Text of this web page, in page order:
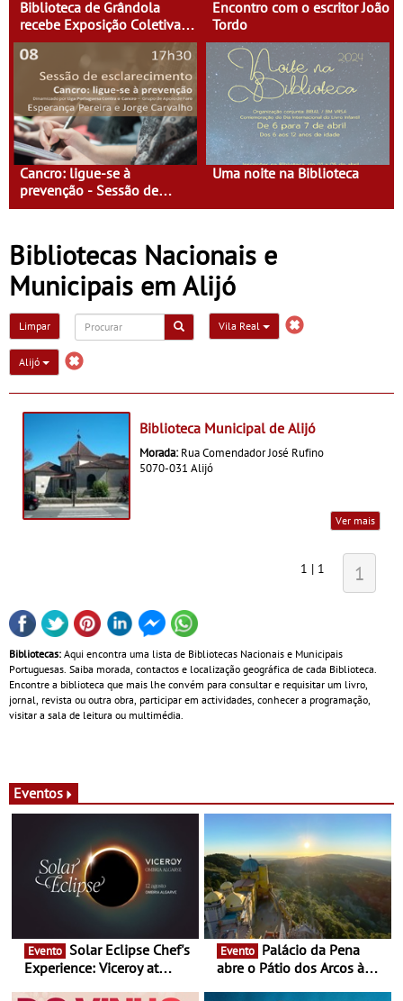
Biblioteca de Grândola
recebe Exposição Coletiva
de Escultura da Faculdade
de Belas-Artes - “360º
around sculpture”
Encontro com o escritor João
Tordo
Cancro: ligue-se à
prevenção - Sessão de
Esclarecimento
Uma noite na Biblioteca
Bibliotecas Nacionais e
Municipais em Alijó
Limpar Vila Real
Alijó
Biblioteca Municipal de Alijó
Morada: Rua Comendador José Rufino
5070-031 Alijó
Ver mais
1 | 1 1
Bibliotecas: Aqui encontra uma lista de Bibliotecas Nacionais e Municipais
Portuguesas. Saiba morada, contactos e localização geográfica de cada Biblioteca.
Encontre a biblioteca que mais lhe convém para consultar e requisitar um livro,
jornal, revista ou outra obra, participar em actividades, conhecer a programação,
visitar a sala de leitura ou multimédia.
Eventos
Evento
Experience: Viceroy at
Evento
abre o Pátio dos Arcos à